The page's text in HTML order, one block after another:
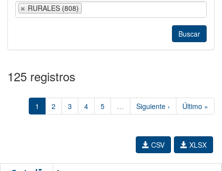
RURALES (808)
125 registros
1 2 3 4 5 … Siguiente › Último »
XLSX
CSV